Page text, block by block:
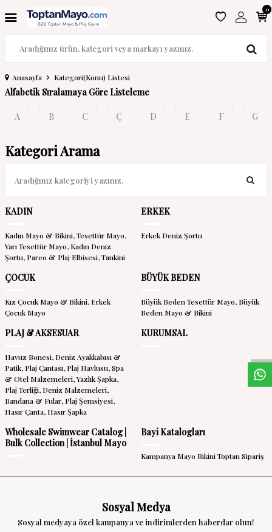
0
Anasayfa Kategori(Konu) Listesi
Alfabetik Sıralamaya Göre Listeleme
A B C Ç D E F G
Kategori Arama
KADIN
Kadın Mayo & Bikini,Tesettür Mayo,
Yarı Tesettür Mayo, Kadın Deniz
Şortu, Pareo & Plaj Elbisesi,Tankini
ERKEK
Erkek Deniz Şortu
ÇOCUK
Kız Çocuk Mayo & Bikini, Erkek
Çocuk Mayo
BÜYÜK BEDEN
Büyük Beden Tesettür Mayo, Büyük
Beden Mayo & Bikini
PLAJ & AKSESUAR
Havuz Bonesi, Deniz Ayakkabısı &
Patik, Plaj Çantası, Plaj Havlusu,Spa
& Otel Malzemeleri,Yazlık Şapka,
Plaj Terliği, Deniz Malzemeleri,
Bandana & Fular, Plaj Şemsiyesi,
Hasır Çanta, Hasır Şapka
KURUMSAL
Wholesale Swimwear Catalog |
Bulk Collection | İstanbul Mayo
Bayi Katalogları
Kampanya Mayo Bikini Toptan Sipariş
Sosyal Medya
Sosyal medyaya özel kampanya ve indirimlerden haberdar olun!